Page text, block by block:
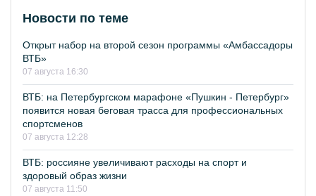
Новости по теме
Открыт набор на второй сезон программы «Амбассадоры
ВТБ»
07 августа 16:30
ВТБ: на Петербургском марафоне «Пушкин - Петербург»
появится новая беговая трасса для профессиональных
спортсменов
07 августа 12:28
ВТБ: россияне увеличивают расходы на спорт и
здоровый образ жизни
07 августа 11:50